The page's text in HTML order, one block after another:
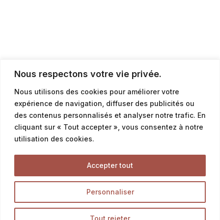
Nous respectons votre vie privée.
Nous utilisons des cookies pour améliorer votre
expérience de navigation, diffuser des publicités ou
des contenus personnalisés et analyser notre trafic. En
cliquant sur « Tout accepter », vous consentez à notre
utilisation des cookies.
Personnaliser
Tout rejeter
Accepter tout